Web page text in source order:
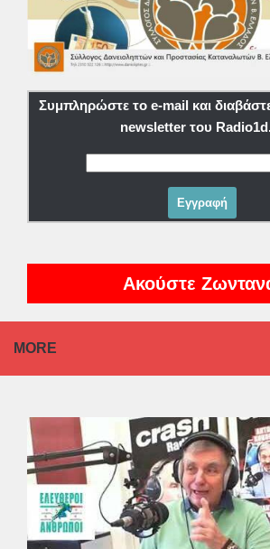
Συμπληρώστε το e-mail και
newsletter του
Ακούστε
MORE